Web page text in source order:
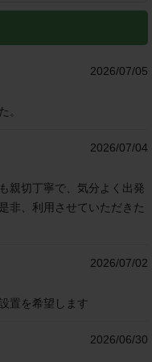
2026/07/05
。
2026/07/04
親切丁寧で、気分よく出発
非、利用させていただきた
2026/07/02
置を希望します
2026/06/30